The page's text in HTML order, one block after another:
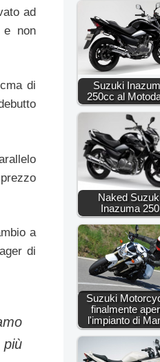
ad
e non
di
a
di
Suzuki
250cc al
Naked
Inazuma 250
Suzuki
finalmente
l'impianto di